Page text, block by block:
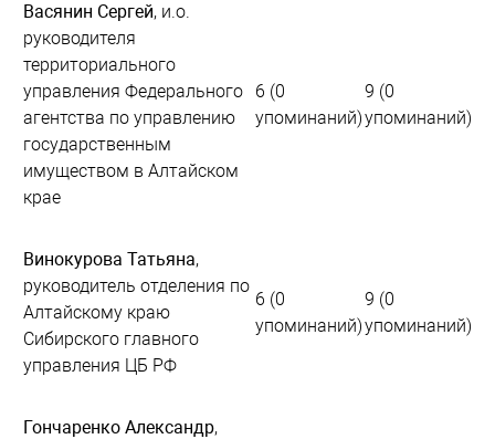
Васянин Сергей, и.о.
руководителя
территориального
управления Федерального
агентства по управлению
государственным
имуществом в Алтайском
крае
6 (0
упоминаний)
9 (0
упоминаний)
Винокурова Татьяна,
руководитель отделения по
Алтайскому краю
Сибирского главного
управления ЦБ РФ
6 (0
упоминаний)
9 (0
упоминаний)
Гончаренко Александр,